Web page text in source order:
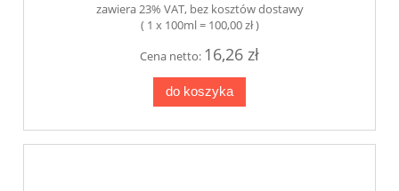
zawiera 23% VAT, bez kosztów dostawy
( 1 x 100ml = 100,00 zł )
Cena netto: 16,26 zł
do koszyka